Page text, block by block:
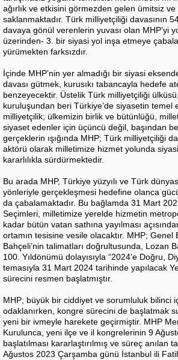
ağırlık ve etkisini görmezden gelen ümitsiz ve
saklanmaktadır. Türk milliyetçiliği davasının
davaya gönül verenlerin yuvası olan MHP’yi
üzerinden- 3. bir siyasi yol inşa etmeye
yürümekten farksızdır.
İçinde MHP’nin yer almadığı bir siyasi
davası gütmek, kurusıkı tabancayla hedefe
benzeyecektir. Üstelik Türk milliyetçiliği
kuruluşundan beri Türkiye’de siyasetin temel
milliyetçilik; ülkemizin birlik ve bütünlüğü,
siyaset edenler için üçüncü değil, başından
gerçeklerin ışığında MHP; Türk milliyetçiliği
aktörü olarak milletimize hizmet yolunda
kararlılıkla sürdürmektedir.
Bu arada MHP, Türkiye yüzyılı ve Türk
yönleriyle gerçekleşmesi hedefine olanca
da çabalamaktadır. Bu bağlamda 31 Mart
Seçimleri, milletimize yerelde hizmetin
kadar bütün vatan sathına yayılması
ortamın tesisine vesile olacaktır. MHP; Genel
Bahçeli’nin talimatları doğrultusunda, Lozan
100. Yıldönümü dolayısıyla “2024'e Doğru,
temasıyla 31 Mart 2024 tarihinde yapılacak
sürecini resmen başlatmıştır.
MHP; büyük bir ciddiyet ve sorumluluk bilinci
odaklanırken, kongre sürecini de başlatmak
yeni bir ivmeyle harekete geçirmiştir. MHP
Kurulunca, yeni ilçe ve il kongrelerinin 9
başlatılması kararlaştırılmış ve süreç anılan
Ağustos 2023 Çarşamba günü İstanbul ili